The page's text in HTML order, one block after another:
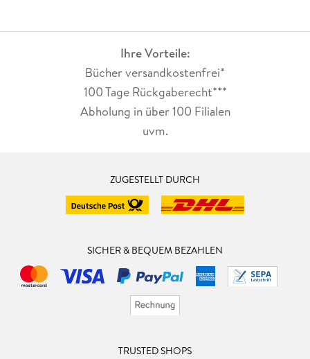
Ihre Vorteile:
Bücher versandkostenfrei*
100 Tage Rückgaberecht***
Abholung in über 100 Filialen
uvm.
ZUGESTELLT DURCH
SICHER & BEQUEM BEZAHLEN
TRUSTED SHOPS